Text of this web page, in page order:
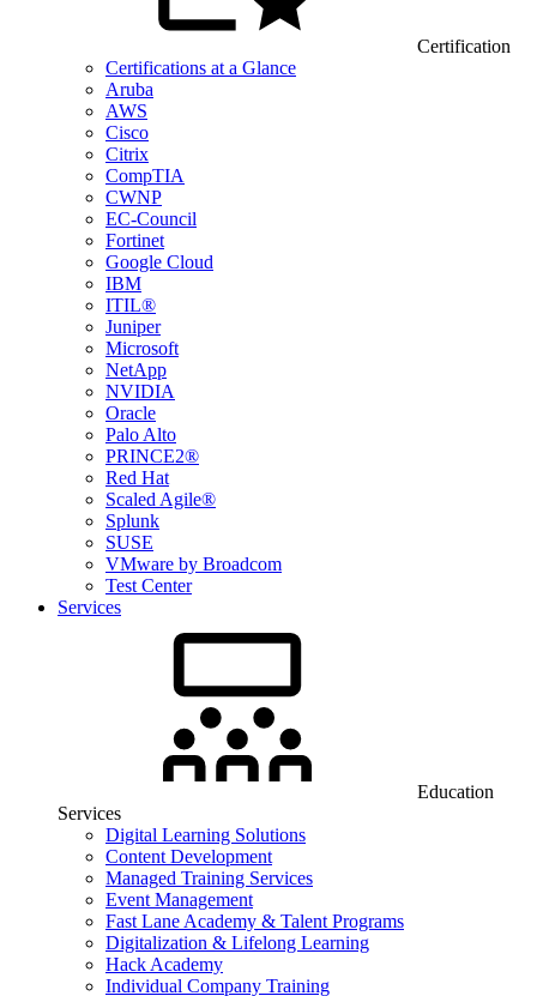
Certification
Certifications at a Glance
Aruba
AWS
Cisco
Citrix
CompTIA
CWNP
EC-Council
Fortinet
Google Cloud
IBM
ITIL®
Juniper
Microsoft
NetApp
NVIDIA
Oracle
Palo Alto
PRINCE2®
Red Hat
Scaled Agile®
Splunk
SUSE
VMware by Broadcom
Test Center
Services
Education
Services
Digital Learning Solutions
Content Development
Managed Training Services
Event Management
Fast Lane Academy & Talent Programs
Digitalization & Lifelong Learning
Hack Academy
Individual Company Training